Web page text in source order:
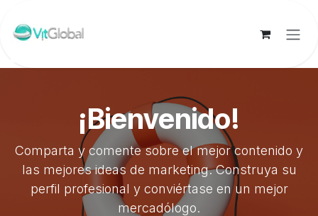
¡Bienvenido!
Comparta y comente sobre el mejor contenido y
las mejores ideas de marketing. Construya su
perfil profesional y conviértase en un mejor
mercadólogo.